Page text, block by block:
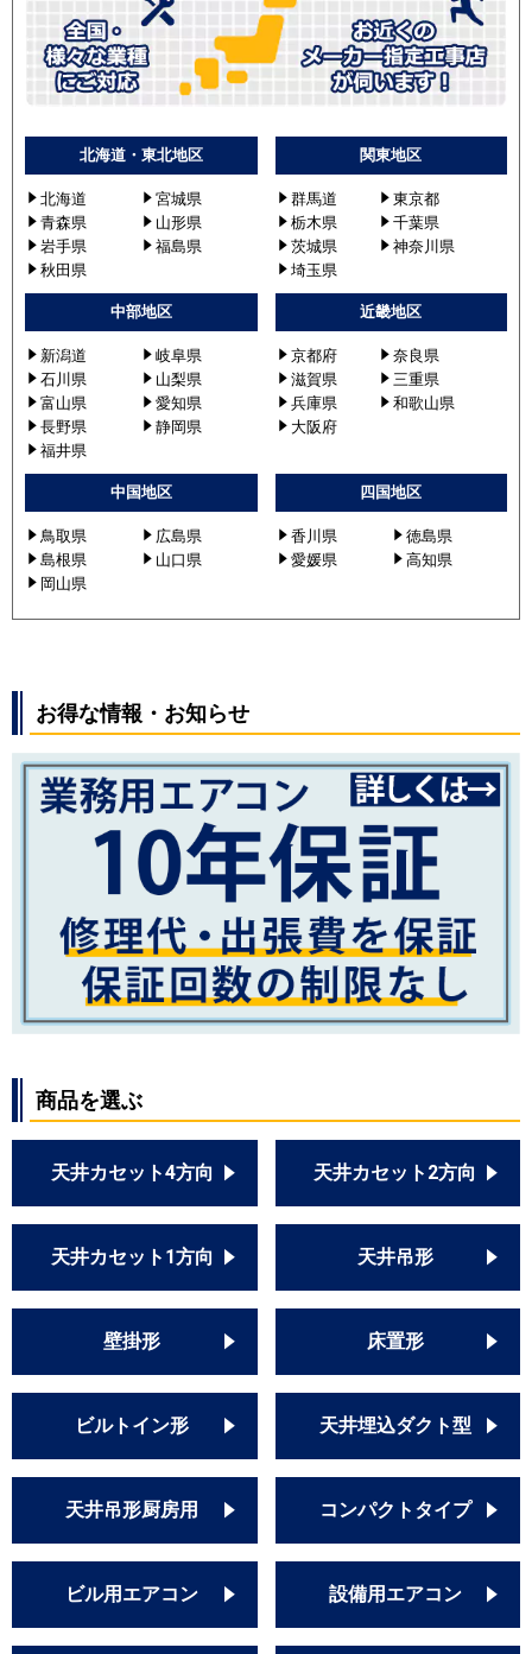
北海道・東北地区
北海道
宮城県
青森県
山形県
岩手県
福島県
秋田県
関東地区
群馬道
東京都
栃木県
千葉県
茨城県
神奈川県
埼玉県
中部地区
新潟道
岐阜県
石川県
山梨県
富山県
愛知県
長野県
静岡県
福井県
近畿地区
京都府
奈良県
滋賀県
三重県
兵庫県
和歌山県
大阪府
中国地区
鳥取県
広島県
島根県
山口県
岡山県
四国地区
香川県
徳島県
愛媛県
高知県
お得な情報・お知らせ
商品を選ぶ
天井カセット4方向 天井カセット2方向
天井カセット1方向 天井吊形
壁掛形 床置形
ビルトイン形 天井埋込ダクト型
天井吊形厨房用 コンパクトタイプ
ビル用エアコン 設備用エアコン